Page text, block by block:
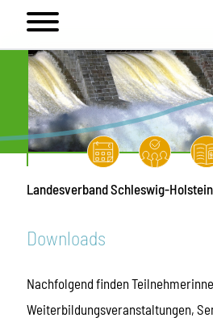
Landesverband Schleswig-
Downloads
Nachfolgend finden
Weiterbildungsveranstaltungen,